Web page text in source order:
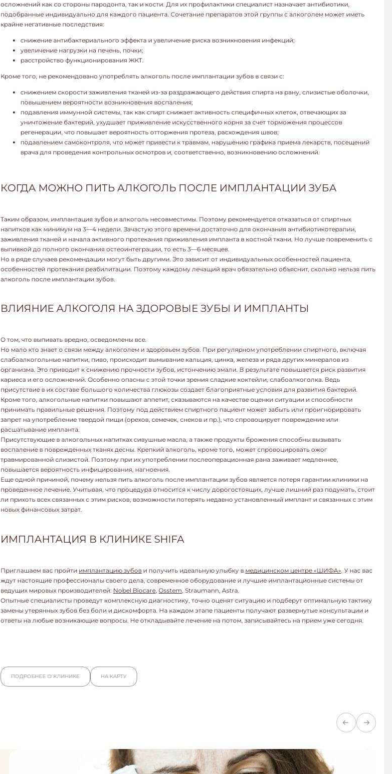
осложнений как со стороны пародонта, так и кости. Для их профилактики специалист назначает антибиотики,
подобранные индивидуально для каждого пациента. Сочетание препаратов этой группы с алкоголем может иметь
крайне негативные последствия:
снижение антибактериального эффекта и увеличение риска возникновения инфекций;
увеличение нагрузки на печень, почки;
расстройство функционирования ЖКТ.
Кроме того, не рекомендовано употреблять алкоголь после имплантации зубов в связи с:
снижением скорости заживления тканей из-за раздражающего действия спирта на рану, слизистые оболочки,
повышением вероятности возникновения воспаления;
подавления иммунной системы, так как спирт снижает активность специфичных клеток, отвечающих за
уничтожение бактерий, ухудшает приживление искусственного корня за счет торможения процессов
регенерации, что повышает вероятность отторжения протеза, расхождения швов;
подавлением самоконтроля, что может привести к травмам, нарушению графика приема лекарств, посещений
врача для проведения контрольных осмотров и, соответственно, возникновению осложнений.
КОГДА МОЖНО ПИТЬ АЛКОГОЛЬ ПОСЛЕ ИМПЛАНТАЦИИ ЗУБА
Таким образом, имплантация зубов и алкоголь несовместимы. Поэтому рекомендуется отказаться от спиртных
напитков как минимум на 3—4 недели. Зачастую этого времени достаточно для окончания антибиотикотерапии,
заживления тканей и начала активного протекания приживления импланта в костной ткани. Но лучше повременить с
выпивкой до полного окончания остеоинтеграции, то есть 3—6 месяцев.
Но в ряде случаев рекомендации могут быть другими. Это зависит от индивидуальных особенностей пациента,
особенностей протекания реабилитации. Поэтому каждому лечащий врач обязательно объяснит, сколько нельзя пить
алкоголь после имплантации зубов.
ВЛИЯНИЕ АЛКОГОЛЯ НА ЗДОРОВЫЕ ЗУБЫ И ИМПЛАНТЫ
О том, что выпивать вредно, осведомлены все.
Но мало кто знает о связи между алкоголем и здоровьем зубов. При регулярном употреблении спиртного, включая
слабоалкогольные напитки, пиво, происходит вымывание кальция, цинка, железа и ряда других минералов из
организма. Это приводит к снижению прочности зубов, истончению эмали. В результате повышается риск развития
кариеса и его осложнений. Особенно опасны с этой точки зрения сладкие коктейли, слабоалкоголка. Ведь
присутствие в их составе большого количества глюкозы создает благоприятные условия для развития бактерий.
Кроме того, алкогольные напитки повышают аппетит, сказываются на качестве оценки ситуации и способности
принимать правильные решения. Поэтому под действием спиртного пациент может забыть или проигнорировать
запрет на употребление твердой пищи (орехов, семечек, снеков и пр.), что спровоцирует повреждение или
расшатывание импланта.
Присутствующие в алкогольных напитках сивушные масла, а также продукты брожения способны вызывать
воспаление в поврежденных тканях десны. Крепкий алкоголь, кроме того, может спровоцировать ожог
травмированной слизистой. Поэтому при их употреблении послеоперационная рана заживает медленнее,
повышается вероятность инфицирования, нагноения.
Еще одной причиной, почему нельзя пить алкоголь после имплантации зубов является потеря гарантии клиники на
проведенное лечение. Учитывая, что процедура относится к числу дорогостоящих, лучше лишний раз подумать, стоит
ли прихоть всех связанных с этим рисков, возможности потерять недавно установленный имплант и связанных с этим
новых финансовых затрат.
ИМПЛАНТАЦИЯ В КЛИНИКЕ SHIFA
Приглашаем вас пройти имплантацию зубови получить идеальную улыбку в медицинском центре «ШИФА». У нас вас
ждут настоящие профессионалы своего дела, современное оборудование и лучшие имплантационные системы от
ведущих мировых производителей: Nobel Biocare, Osstem, Straumann, Astra.
Опытные специалисты проведут комплексную диагностику, точно оценят ситуацию и подберут оптимальную тактику
замены утерянных зубов без боли и дискомфорта. На каждом этапе пациенты получают развернутые консультации и
ответы на любые возникающие вопросы. Не откладывайте лечение на потом, записывайтесь на прием уже сегодня.
ПОДРОБНЕЕ О КЛИНИКЕ НА КАРТУ